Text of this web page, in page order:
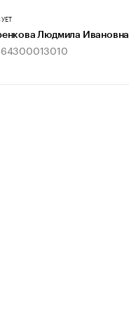
Людмила Ивановна